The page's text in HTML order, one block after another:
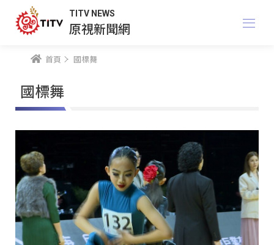
TITV NEWS
原視新聞網
首頁 國標舞
國標舞